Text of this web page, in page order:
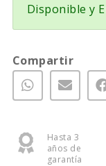
Disponible y
Compartir
Hasta 3
años de
garantía